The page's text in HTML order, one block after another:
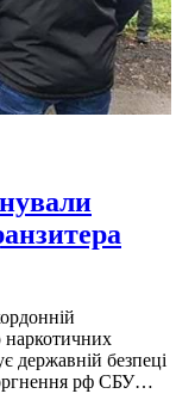
наркотичних
державнiй безпецi
рф СБУ…